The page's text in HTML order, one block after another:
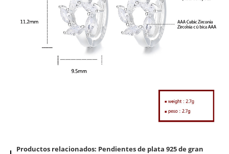
Productos relacionados: Pendientes de plata 925 de gran